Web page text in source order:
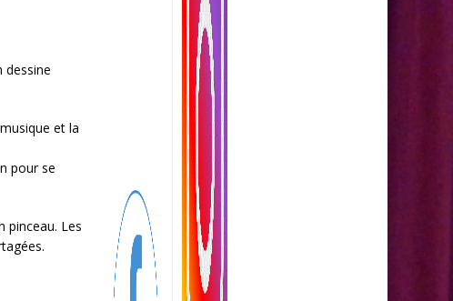
dessine
et la
pour se
pinceau. Les